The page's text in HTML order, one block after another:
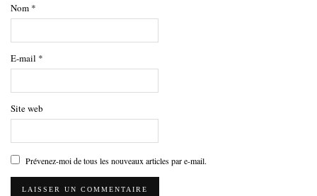
Nom *
E-mail *
Site web
Prévenez-moi de tous les nouveaux articles par e-mail.